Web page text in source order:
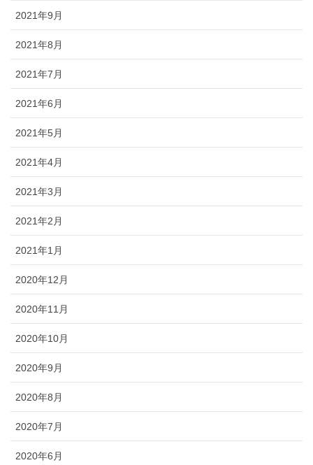
2021年9月
2021年8月
2021年7月
2021年6月
2021年5月
2021年4月
2021年3月
2021年2月
2021年1月
2020年12月
2020年11月
2020年10月
2020年9月
2020年8月
2020年7月
2020年6月